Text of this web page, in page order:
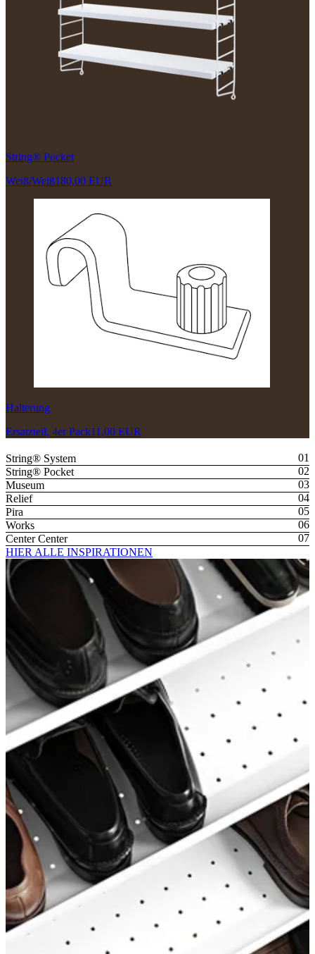
String® Pocket
Weiß/Weiß180,00 EUR
Halterung
Ersatzteil, 4er Pack11,00 EUR
String® System
String® Pocket
Museum
Relief
Pira
Works
Center Center
HIER ALLE INSPIRATIONEN